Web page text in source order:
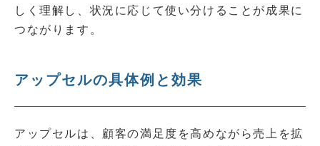
しく理解し、状況に応じて使い分けることが成果に
つながります。
アップセルの具体例と効果
アップセルは、顧客の満足度を高めながら売上を拡